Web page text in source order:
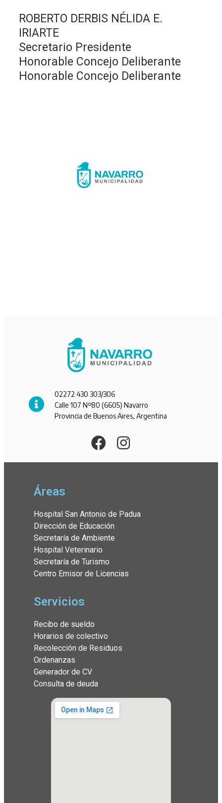
ROBERTO DERBIS NÉLIDA E.
IRIARTE
Secretario Presidente
Honorable Concejo Deliberante
Honorable Concejo Deliberante
02272 430 303/306
Calle 107 Nº80 (6605) Navarro
Provincia de Buenos Aires, Argentina
Áreas
Hospital San Antonio de Padua
Dirección de Educación
Secretaría de Ambiente
Hospital Veterinario
Secretaría de Turismo
Centro Emisor de Licencias
Servicios
Recibo de sueldo
Horarios de colectivo
Recolección de Residuos
Ordenanzas
Generador de CV
Consulta de deuda